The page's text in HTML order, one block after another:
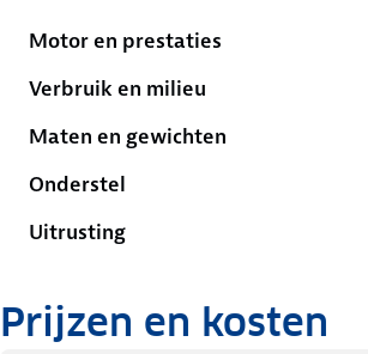
Motor en prestaties
Verbruik en milieu
Maten en gewichten
Onderstel
Uitrusting
Prijzen en kosten